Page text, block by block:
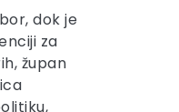
dok je
za
župan